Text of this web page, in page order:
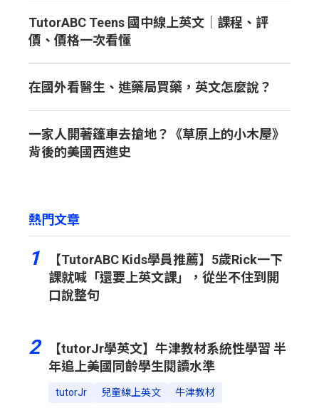
TutorABC Teens 國中線上英文｜課程、評
價、價格一次看懂
在國外看醫生、進藥局買藥，英文怎麼說？
一家人開著篷車去搶地？《草原上的小木屋》
背後的美國西進史
熱門文章
1
【TutorABC Kids學員推薦】5歲Rick一下
課就喊「還要上英文課」，從坐不住到開
口說整句
2
【tutorJr學英文】牛津教材系統性學習 半
年追上美國同齡學生閱讀水準
tutorJr 兒童線上英文 牛津教材